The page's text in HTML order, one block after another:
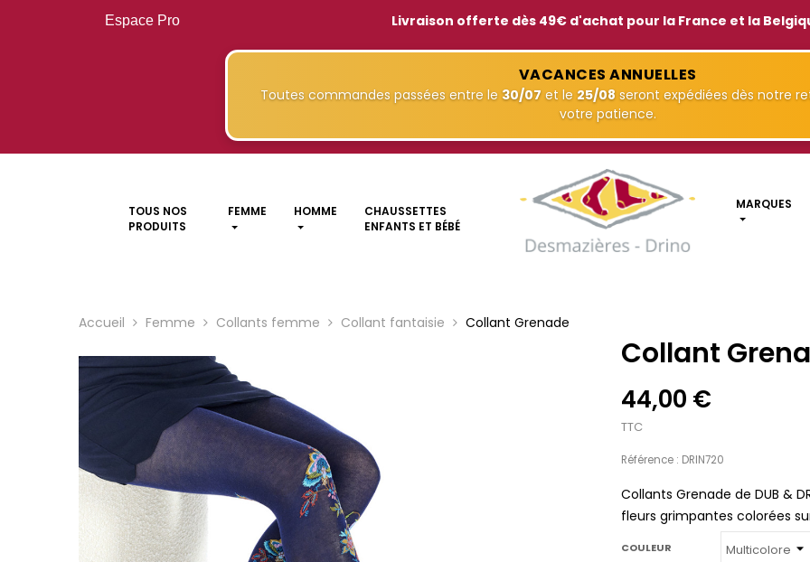
Espace Pro Livraison offerte dès 49€ d'achat pour la France et la
VACANCES ANNUELLES
Toutes commandes passées entre le 30/07 et le 25/08 seront expédiées dès notre
votre patience.
TOUS NOS
PRODUITS
FEMME HOMME
CHAUSSETTES
ENFANTS ET BÉBÉ
MARQUES
Accueil Femme Collants femme Collant fantaisie Collant Grenade
Collant
44,00 €
TTC
Référence : DRIN720
Collants Grenade de DUB &
fleurs grimpantes colorées
COULEUR